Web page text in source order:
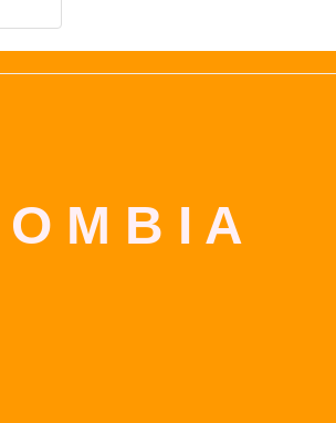
M B I A